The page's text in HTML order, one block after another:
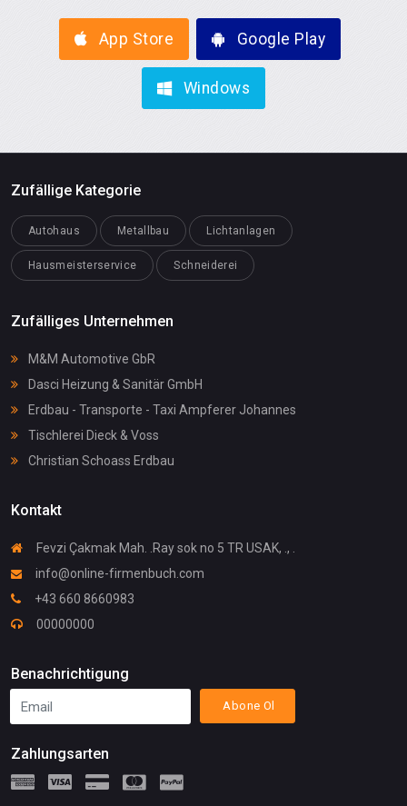
App Store Google Play
Windows
Zufällige Kategorie
Autohaus Metallbau Lichtanlagen
Hausmeisterservice Schneiderei
Zufälliges Unternehmen
M&M Automotive GbR
Dasci Heizung & Sanitär GmbH
Erdbau - Transporte - Taxi Ampferer Johannes
Tischlerei Dieck & Voss
Christian Schoass Erdbau
Kontakt
Fevzi Çakmak Mah. .Ray sok no 5 TR USAK, ., .
info@online-firmenbuch.com
+43 660 8660983
00000000
Benachrichtigung
Abone Ol
Zahlungsarten